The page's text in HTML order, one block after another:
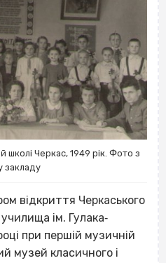
школі Черкас, 1949 рік. Фото з
закладу
відкриття Черкаського
ім. Гулака‐
при першій музичній
музей класичного і